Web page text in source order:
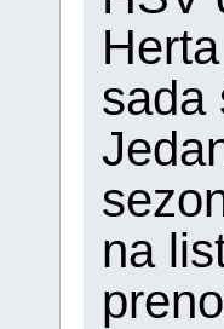
sada
na